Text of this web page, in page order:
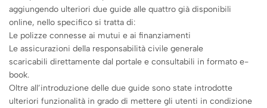
aggiungendo ulteriori due guide alle quattro già disponibili
online, nello specifico si tratta di:
Le polizze connesse ai mutui e ai finanziamenti
Le assicurazioni della responsabilità civile generale
scaricabili direttamente dal portale e consultabili in formato e-
book.
Oltre all’introduzione delle due guide sono state introdotte
ulteriori funzionalità in grado di mettere gli utenti in condizione